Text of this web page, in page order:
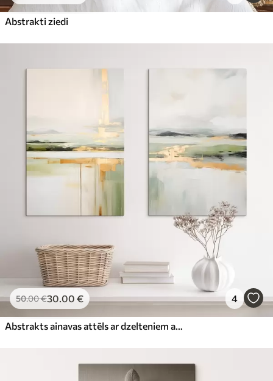
Abstrakti ziedi
50.00€30.00 € 4
Abstrakts ainavas attēls ar dzelteniem akcentiem, minimālistiska zemes, ūdens un debesu kompozīcija ar klusinātiem toņiem